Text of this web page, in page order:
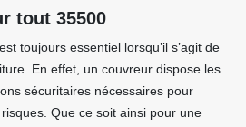
tout 35500
toujours essentiel lorsqu’il s’agit de
En effet, un couvreur dispose les
sécuritaires nécessaires pour
Que ce soit ainsi pour une